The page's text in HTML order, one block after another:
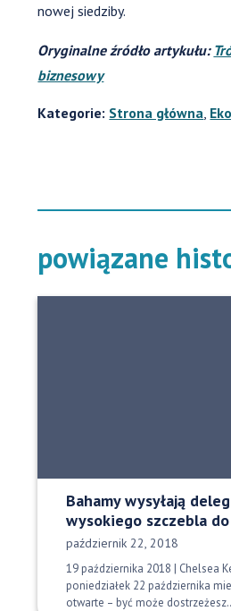
nowej siedziby.
Oryginalne źródło artykułu:
biznesowy
Kategorie: Strona główna
powiązane
Bahamy wysyłają
wysokiego szczebla do
Data opublikowania:
październik 22, 2018
19 października 2018 | Chelsea
poniedziałek 22 października
otwarte – być może